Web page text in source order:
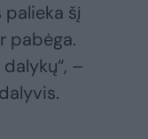
šį
pabėga.
–